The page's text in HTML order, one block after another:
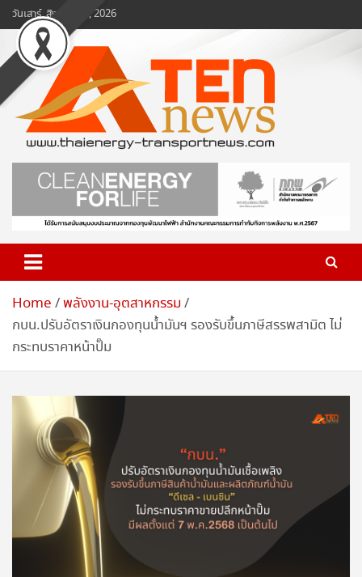
Skip
to
content
วันเสาร์, สิงหาคม 8, 2026
www.ten-news.com
ข่าวพลังงานและคมนาคม
Home พลังงาน-อุตสาหกรรม
กบน.ปรับอัตราเงินกองทุนน้ำมันฯ รองรับขึ้นภาษีสรรพสามิต ไม่
กระทบราคาหน้าปั๊ม